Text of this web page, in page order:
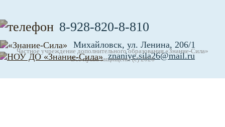
8-928-820-8-810
Михайловск, ул. Ленина, 206/1
znaniye.sila26@mail.ru
Частное учреждение дополнительного образования «Знание-Сила»
Все права защищены (с) 2026